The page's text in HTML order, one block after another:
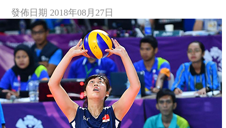
發佈日期 2018年08月27日